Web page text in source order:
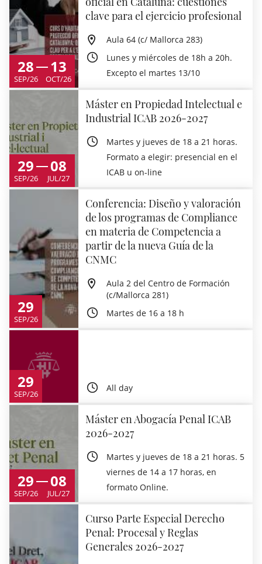
28
SEP/26
13
OCT/26
clave para el ejercicio profesional
Aula 64 (c/ Mallorca 283)
Lunes y miércoles de 18h a 20h.
Excepto el martes 13/10
29
SEP/26
08
JUL/27
Máster en Propiedad Intelectual e
Industrial ICAB 2026-2027
Martes y jueves de 18 a 21 horas.
Formato a elegir: presencial en el
ICAB u on-line
29
SEP/26
Conferencia: Diseño y valoración
de los programas de Compliance
en materia de Competencia a
partir de la nueva Guía de la
CNMC
Aula 2 del Centro de Formación
(c/Mallorca 281)
Martes de 16 a 18 h
29
SEP/26
All day
29
SEP/26
08
JUL/27
Máster en Abogacía Penal ICAB
2026-2027
Martes y jueves de 18 a 21 horas. 5
viernes de 14 a 17 horas, en
formato Online.
Curso Parte Especial Derecho
Penal: Procesal y Reglas
Generales 2026-2027